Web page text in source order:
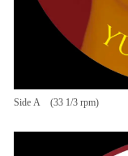
Side A (33 1/3 rpm)